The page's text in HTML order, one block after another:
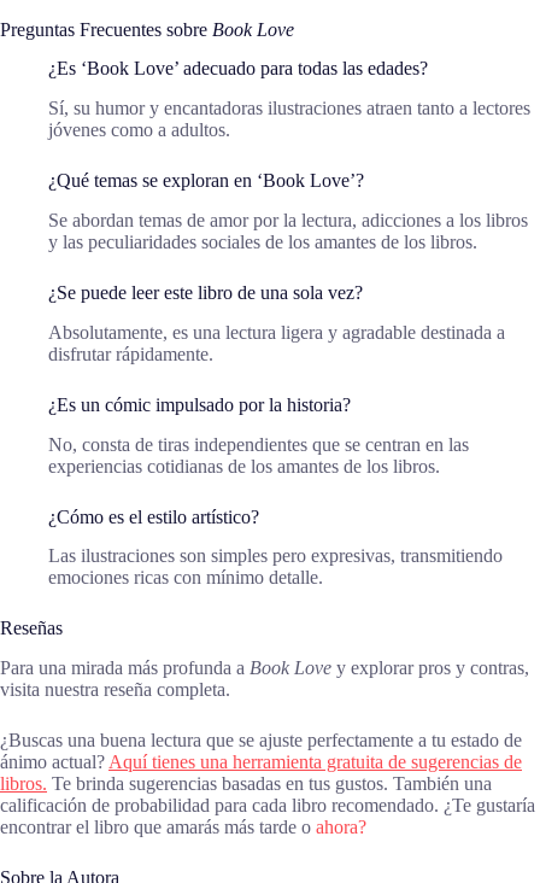
Preguntas Frecuentes sobre Book Love
¿Es ‘Book Love’ adecuado para todas las edades?
Sí, su humor y encantadoras ilustraciones atraen tanto a lectores
jóvenes como a adultos.
¿Qué temas se exploran en ‘Book Love’?
Se abordan temas de amor por la lectura, adicciones a los libros
y las peculiaridades sociales de los amantes de los libros.
¿Se puede leer este libro de una sola vez?
Absolutamente, es una lectura ligera y agradable destinada a
disfrutar rápidamente.
¿Es un cómic impulsado por la historia?
No, consta de tiras independientes que se centran en las
experiencias cotidianas de los amantes de los libros.
¿Cómo es el estilo artístico?
Las ilustraciones son simples pero expresivas, transmitiendo
emociones ricas con mínimo detalle.
Reseñas
Para una mirada más profunda a Book Love y explorar pros y contras,
visita nuestra reseña completa.
¿Buscas una buena lectura que se ajuste perfectamente a tu estado de
ánimo actual? Aquí tienes una herramienta gratuita de sugerencias de
libros. Te brinda sugerencias basadas en tus gustos. También una
calificación de probabilidad para cada libro recomendado. ¿Te gustaría
encontrar el libro que amarás más tarde o ahora?
Sobre la Autora